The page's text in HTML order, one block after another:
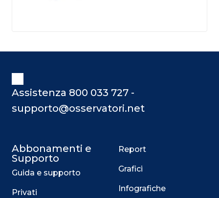
Assistenza 800 033 727 -
supporto@osservatori.net
Abbonamenti e
Supporto
Guida e supporto
Privati
Report
Grafici
Infografiche